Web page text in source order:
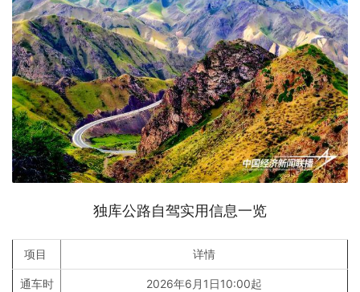
独库公路自驾实用信息一览
项目 详情
通车时
2026年6月1日10:00起